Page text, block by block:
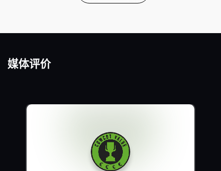
媒体评价